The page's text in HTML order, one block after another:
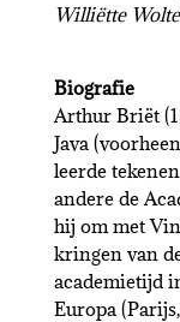
Williëtte
Biografie
Arthur Briët
Java
leerde
andere de
hij om met
kringen van
academietijd
Europa